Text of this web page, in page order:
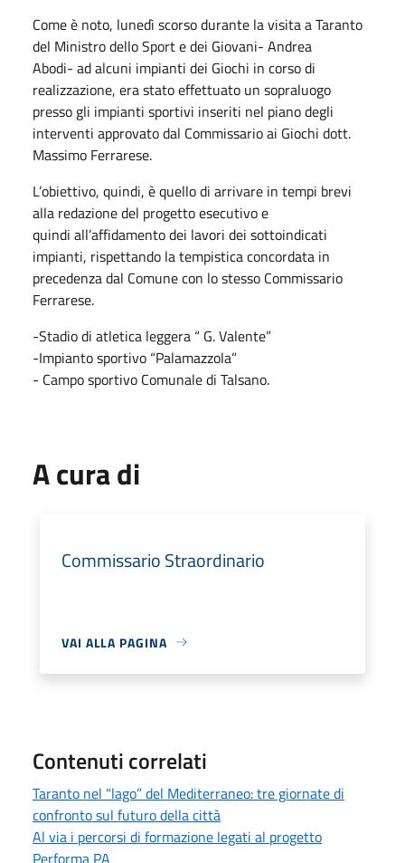
Come è noto, lunedì scorso durante la visita a Taranto
del Ministro dello Sport e dei Giovani- Andrea
Abodi- ad alcuni impianti dei Giochi in corso di
realizzazione, era stato effettuato un sopraluogo
presso gli impianti sportivi inseriti nel piano degli
interventi approvato dal Commissario ai Giochi dott.
Massimo Ferrarese.
L’obiettivo, quindi, è quello di arrivare in tempi brevi
alla redazione del progetto esecutivo e
quindi all’affidamento dei lavori dei sottoindicati
impianti, rispettando la tempistica concordata in
precedenza dal Comune con lo stesso Commissario
Ferrarese.
-Stadio di atletica leggera “ G. Valente”
-Impianto sportivo “Palamazzola”
- Campo sportivo Comunale di Talsano.
A cura di
Commissario Straordinario
VAI ALLA PAGINA
Contenuti correlati
Taranto nel “lago” del Mediterraneo: tre giornate di
confronto sul futuro della città
Al via i percorsi di formazione legati al progetto
Performa PA